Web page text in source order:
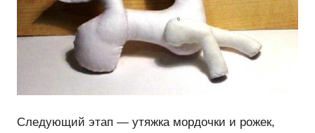
Следующий этап — утяжка мордочки и рожек,